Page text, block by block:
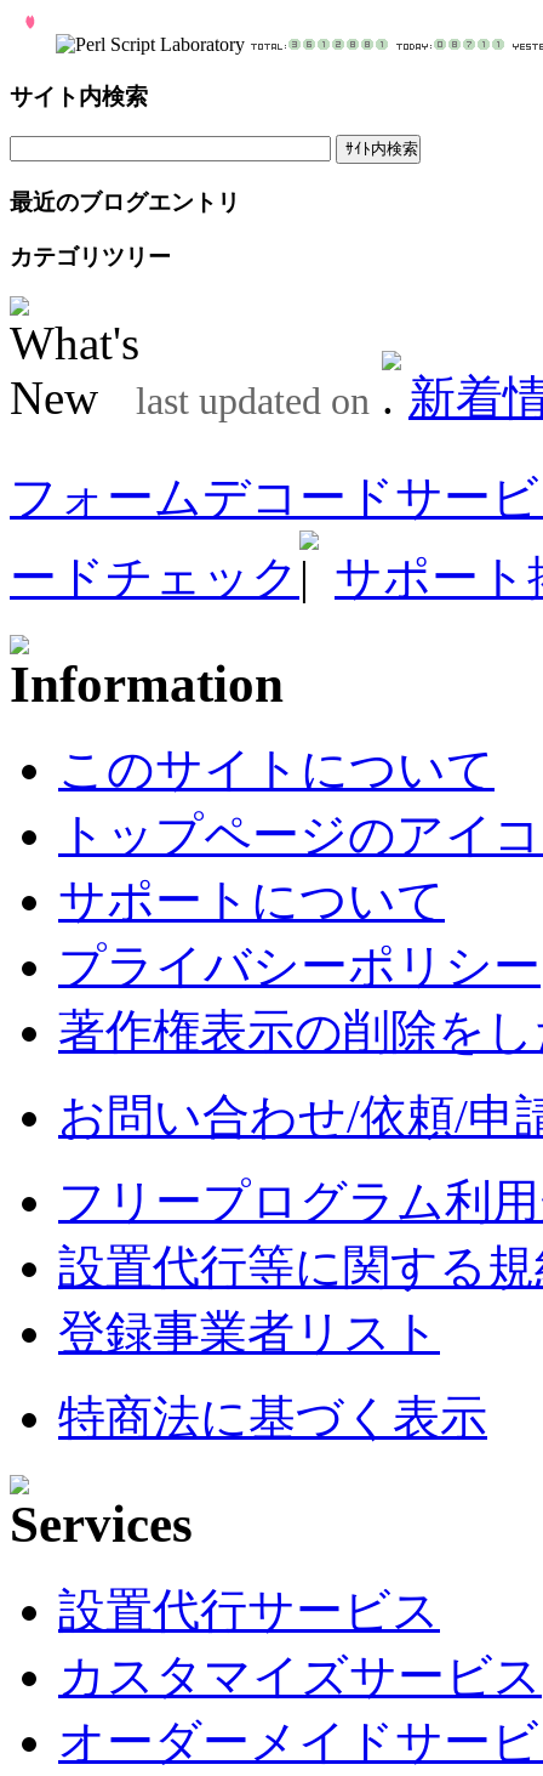
サイト内検索
最近のブログエントリ
カテゴリツリー
last updated on
新着
フォームデコードサー
ードチェック
サポート
このサイトについて
トップページのアイ
サポートについて
プライバシーポリシー
著作権表示の削除を
お問い合わせ/依頼/申
フリープログラム利
設置代行等に関する
登録事業者リスト
特商法に基づく表示
設置代行サービス
カスタマイズサービス
オーダーメイドサー